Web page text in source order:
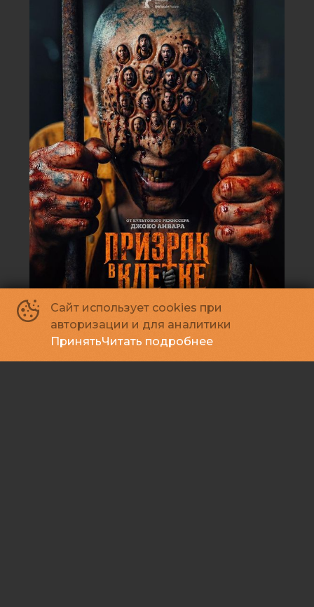
Сайт использует cookies при
авторизации и для аналитики
ПринятьЧитать подробнее